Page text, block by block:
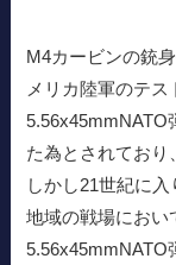
M4カービンの銃
メリカ陸軍のテ
5.56x45mmNATO
た為とされており
しかし21世紀に
地域の戦場におい
5.56x45mmNATO